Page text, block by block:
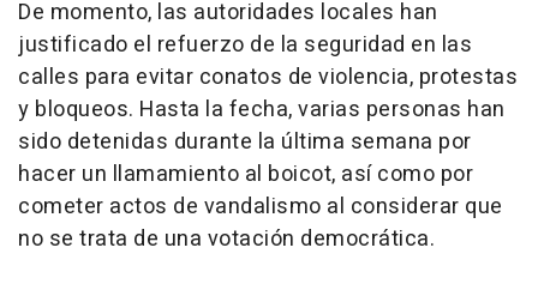
De momento, las autoridades locales han
justificado el refuerzo de la seguridad en las
calles para evitar conatos de violencia, protestas
y bloqueos. Hasta la fecha, varias personas han
sido detenidas durante la última semana por
hacer un llamamiento al boicot, así como por
cometer actos de vandalismo al considerar que
no se trata de una votación democrática.